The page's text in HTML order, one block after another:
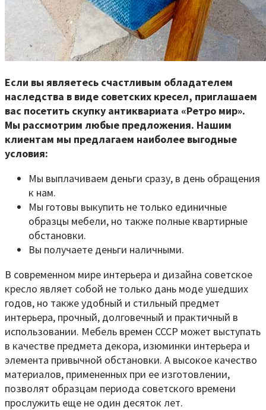
Если вы являетесь счастливым обладателем
наследства в виде советских кресел, приглашаем
вас посетить скупку антиквариата «Ретро мир».
Мы рассмотрим любые предложения. Нашим
клиентам мы предлагаем наиболее выгодные
условия:
Мы выплачиваем деньги сразу, в день обращения
к нам.
Мы готовы выкупить не только единичные
образцы мебели, но также полные квартирные
обстановки.
Вы получаете деньги наличными.
В современном мире интерьера и дизайна советское
кресло являет собой не только дань моде ушедших
годов, но также удобный и стильный предмет
интерьера, прочный, долговечный и практичный в
использовании. Мебель времен СССР может выступать
в качестве предмета декора, изюминки интерьера и
элемента привычной обстановки. А высокое качество
материалов, примененных при ее изготовлении,
позволят образцам периода советского времени
прослужить еще не один десяток лет.